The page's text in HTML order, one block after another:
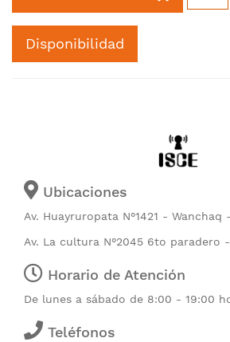
Disponibilidad
Ubicaciones
Av. Huayruropata N°1421 - Wanchaq
Av. La cultura N°2045 6to paradero
Horario de Atención
De lunes a sábado de 8:00 - 19:00
Teléfonos